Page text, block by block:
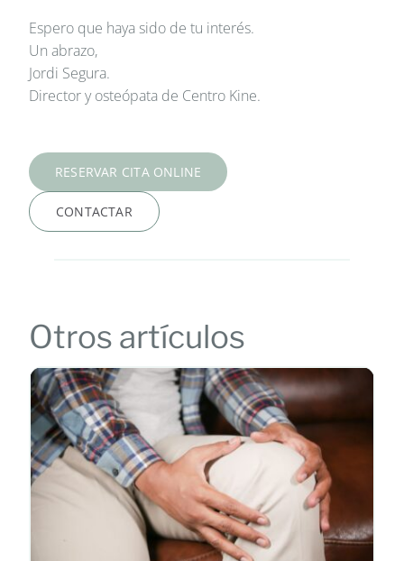
Espero que haya sido de tu interés.
Un abrazo,
Jordi Segura.
Director y osteópata de Centro Kine.
RESERVAR CITA ONLINE
CONTACTAR
Otros artículos